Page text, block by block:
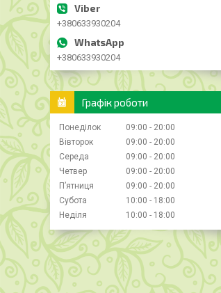
+380633930204
+380633930204
Графік роботи
Понеділок 09:00
20:00
Вівторок
09:00
20:00
Середа
09:00
20:00
Четвер
09:00
20:00
Пʼятниця
09:00
20:00
Субота
10:00
18:00
Неділя
10:00 18:00